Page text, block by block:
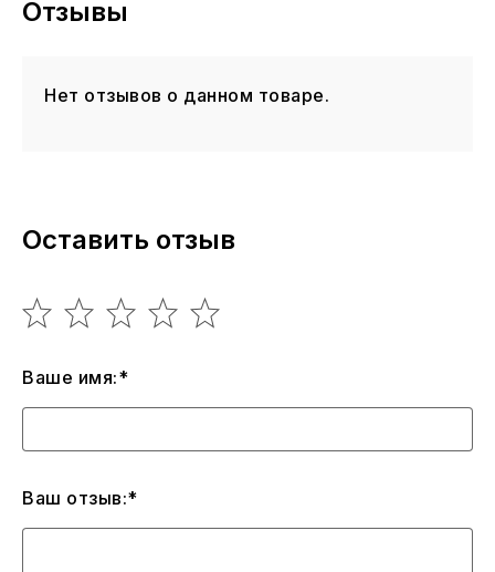
Отзывы
Нет отзывов о данном товаре.
Оставить отзыв
Ваше имя:*
Ваш отзыв:*